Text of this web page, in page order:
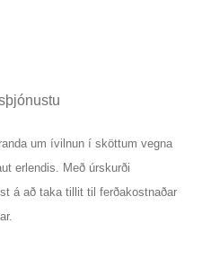
um ívilnun í sköttum vegna
erlendis. Með úrskurði
á að taka tillit til ferðakostnaðar